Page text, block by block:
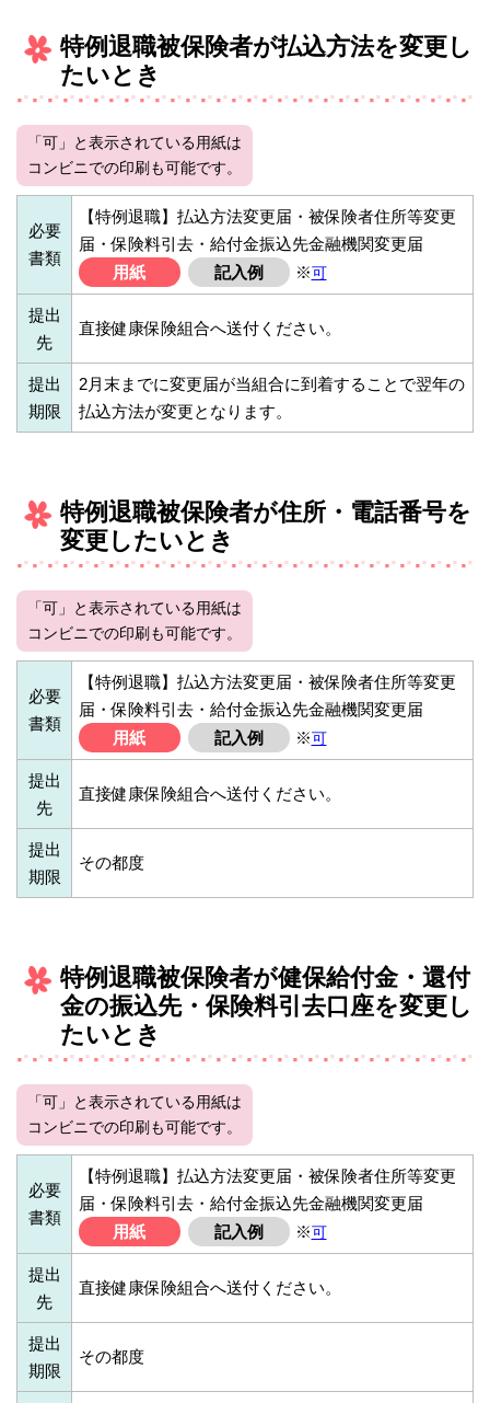
特例退職被保険者が払込方法を変更し
たいとき
「可」と表示されている用紙は
コンビニでの印刷も可能です。
必要
書類
【特例退職】払込方法変更届・被保険者住所等変更
届・保険料引去・給付金振込先金融機関変更届
用紙
記入例 ※可
提出
先
直接健康保険組合へ送付ください。
提出
期限
2月末までに変更届が当組合に到着することで翌年の
払込方法が変更となります。
特例退職被保険者が住所・電話番号を
変更したいとき
「可」と表示されている用紙は
コンビニでの印刷も可能です。
必要
書類
【特例退職】払込方法変更届・被保険者住所等変更
届・保険料引去・給付金振込先金融機関変更届
用紙
記入例 ※可
提出
先
直接健康保険組合へ送付ください。
提出
期限
その都度
特例退職被保険者が健保給付金・還付
金の振込先・保険料引去口座を変更し
たいとき
「可」と表示されている用紙は
コンビニでの印刷も可能です。
必要
書類
【特例退職】払込方法変更届・被保険者住所等変更
届・保険料引去・給付金振込先金融機関変更届
用紙
記入例 ※可
提出
先
直接健康保険組合へ送付ください。
提出
期限
その都度